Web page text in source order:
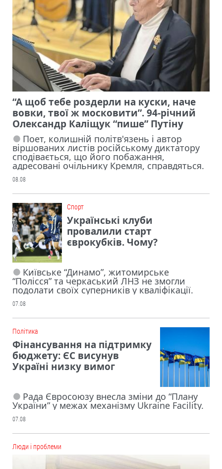
“А щоб тебе роздерли на куски, наче
вовки, твої ж московити”. 94-річний
Олександр Каліщук “пише” Путіну
Поет, колишній політв'язень і автор
віршованих листів російському диктатору
сподівається, що його побажання,
адресовані очільнику Кремля, справдяться.
08.08
Cпорт
Українські клуби
провалили старт
єврокубків. Чому?
Київське “Динамо”, житомирське
“Полісся” та черкаський ЛНЗ не змогли
подолати своїх суперників у кваліфікації.
07.08
Політика
Фінансування на підтримку
бюджету: ЄС висунув
Україні низку вимог
Рада Євросоюзу внесла зміни до “Плану
України” у межах механізму Ukraine Facility.
07.08
Люди і проблеми